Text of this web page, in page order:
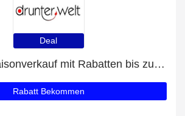
Deal
drunterwelt Saisonverkauf mit Rabatten bis zu 47%
Rabatt Bekommen